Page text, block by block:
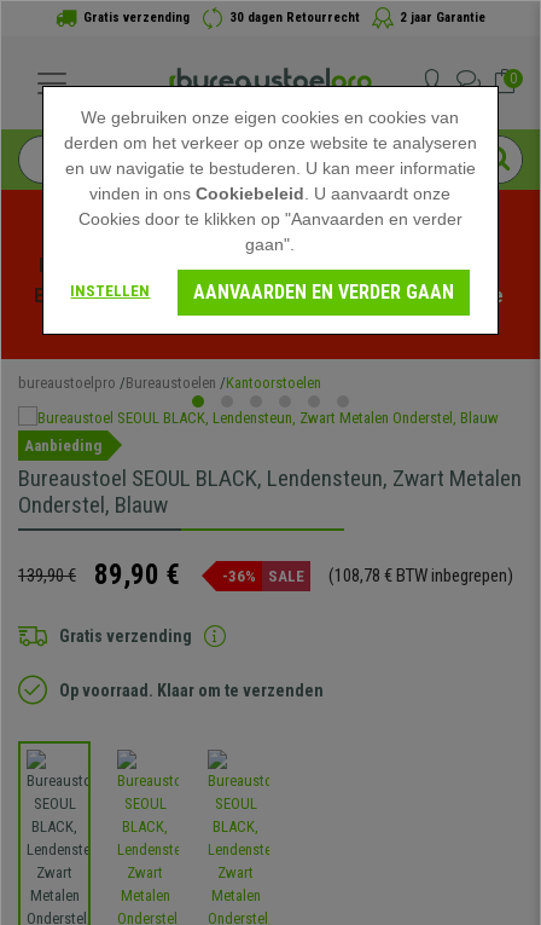
Gratis verzending 30 dagen Retourrecht 2 jaar Garantie
0
Profiteer van de Zomeruitverkoop bij bureaustoelpro!
Exclusieve kortingen voor een beperkte tijd - Bekijk de
bureaustoelpro Bureaustoelen Kantoorstoelen
Aanbieding
Bureaustoel SEOUL BLACK, Lendensteun, Zwart Metalen
Onderstel, Blauw
139,90 € 89,90 € -36% SALE (108,78 € BTW inbegrepen)
Gratis verzending
Op voorraad. Klaar om te verzenden
We gebruiken onze eigen cookies en cookies van
derden om het verkeer op onze website te analyseren
en uw navigatie te bestuderen. U kan meer informatie
vinden in onsCookiebeleid . U aanvaardt onze
Cookies door te klikken op "Aanvaarden en verder
gaan".
INSTELLEN AANVAARDEN EN VERDER GAAN